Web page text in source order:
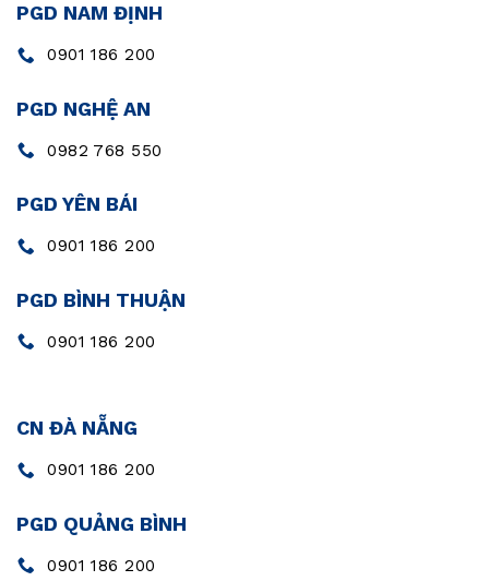
PGD NAM ĐỊNH
0901 186 200
PGD NGHỆ AN
0982 768 550
PGD YÊN BÁI
0901 186 200
PGD BÌNH THUẬN
0901 186 200
CN ĐÀ NẴNG
0901 186 200
PGD QUẢNG BÌNH
0901 186 200